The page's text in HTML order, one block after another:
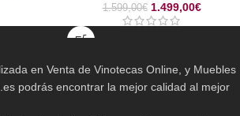
1.599,00€ 1.499,00€
en Venta de Vinotecas Online, y Muebles
podrás encontrar la mejor calidad al mejor